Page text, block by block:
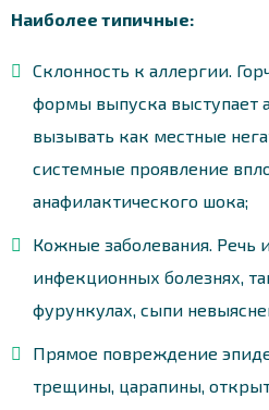
Наиболее типичные:
Склонность к аллергии.
формы выпуска выступает
вызывать как местные
системные проявление
анафилактического шока;
Кожные заболевания. Речь
инфекционных болезнях,
фурункулах, сыпи
Прямое повреждение
трещины, царапины,